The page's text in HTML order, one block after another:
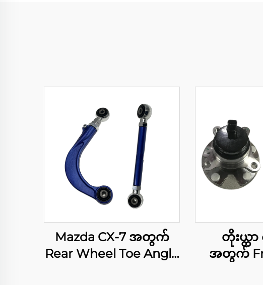
Mazda CX-7 အတွက်
Rear Wheel Toe Angle
တိုးယ္တ
အတွက်